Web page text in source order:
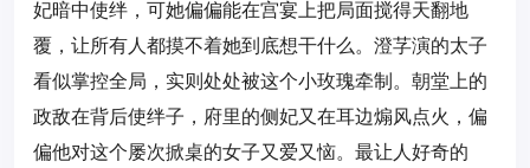
妃暗中使绊，可她偏偏能在宫宴上把局面搅得天翻地
覆，让所有人都摸不着她到底想干什么。澄芓演的太子
看似掌控全局，实则处处被这个小玫瑰牵制。朝堂上的
政敌在背后使绊子，府里的侧妃又在耳边煽风点火，偏
偏他对这个屡次掀桌的女子又爱又恼。最让人好奇的